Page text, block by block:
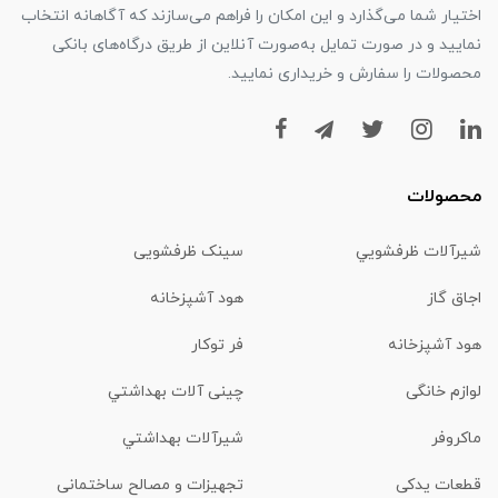
اختیار شما می‌گذارد و این امکان را فراهم می‌سازند که آگاهانه انتخاب
نمایید و در صورت تمایل به‌صورت آنلاین از طریق درگاه‌های بانکی
محصولات را سفارش و خریداری نمایید.
محصولات
شیرآلات ظرفشويي سینک ظرفشویی
اجاق گاز هود آشپزخانه
هود آشپزخانه فر توکار
لوازم خانگی چینی آلات بهداشتي
ماكروفر شیرآلات بهداشتي
قطعات یدکی تجهیزات و مصالح ساختمانی